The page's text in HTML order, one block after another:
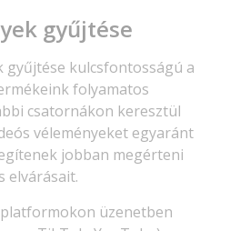
gyűjtése
gyűjtése kulcsfontosságú a
folyamatos
csatornákon keresztül
véleményeket egyaránt
jobban megérteni
elvárásait.
üzenetben